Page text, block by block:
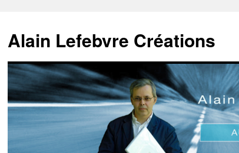
contenu
Alain Lefebvre Créations